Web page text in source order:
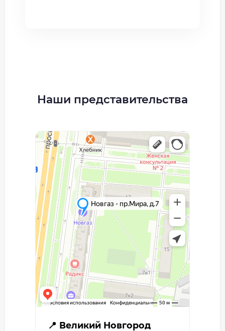
Наши представительства
📍 Великий Новгород